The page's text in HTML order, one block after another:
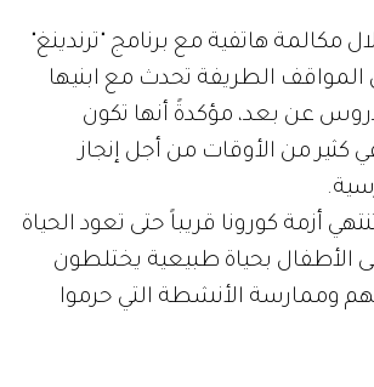
مكالمة هاتفية مع برنامج "ترندينغ"
المواقف الطريفة تحدث مع ابنيها
عن بعد، مؤكدةً أنها تكون
من الأوقات من أجل إنجاز
أزمة كورونا قريباً حتى تعود الحياة
الأطفال بحياة طبيعية يختلطون
وممارسة الأنشطة التي حرموا